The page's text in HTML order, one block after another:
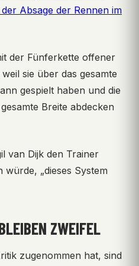
Absage der Rennen im
der Fünferkette offener
sie über das gesamte
gespielt haben und die
Breite abdecken
van Dijk den Trainer
„dieses System
ZWEIFEL
zugenommen hat, sind